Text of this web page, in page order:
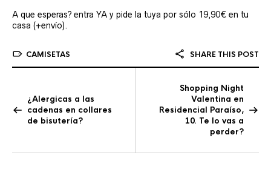
A que esperas? entra YA y pide la tuya por sólo 19,90€ en tu
casa (+envío).
CAMISETAS SHARE THIS POST
¿Alergicas a las
cadenas en collares
de bisutería?
Shopping Night
Valentina en
Residencial Paraíso,
10. Te lo vas a
perder?